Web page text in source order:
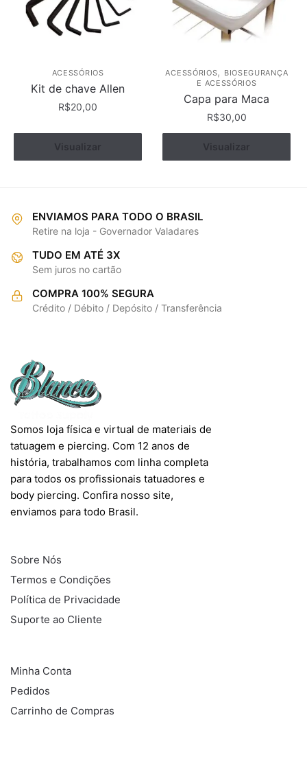
ACESSÓRIOS
Kit de chave Allen
R$20,00
Comprar
Visualizar
ACESSÓRIOS, BIOSEGURANÇA
E ACESSÓRIOS
Capa para Maca
R$30,00
Comprar
Visualizar
ENVIAMOS PARA TODO O BRASIL
Retire na loja - Governador Valadares
TUDO EM ATÉ 3X
Sem juros no cartão
COMPRA 100% SEGURA
Crédito / Débito / Depósito / Transferência
Somos loja física e virtual de materiais de
tatuagem e piercing. Com 12 anos de
história, trabalhamos com linha completa
para todos os profissionais tatuadores e
body piercing. Confira nosso site,
enviamos para todo Brasil.
Sobre Nós
Termos e Condições
Política de Privacidade
Suporte ao Cliente
Minha Conta
Pedidos
Carrinho de Compras